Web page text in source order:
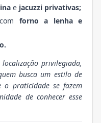
e jacuzzi privativas;
forno a lenha e
privilegiada,
busca um estilo de
praticidade se fazem
de conhecer esse